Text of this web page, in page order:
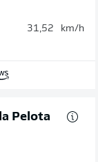
31,52 km/h
Pelota